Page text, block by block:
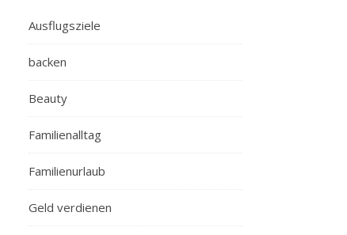
Ausflugsziele
backen
Beauty
Familienalltag
Familienurlaub
Geld verdienen